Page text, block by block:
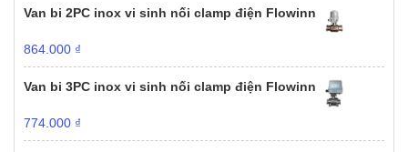
Van bi 2PC inox vi sinh nối clamp điện Flowinn
864.000 ₫
Van bi 3PC inox vi sinh nối clamp điện Flowinn
774.000 ₫